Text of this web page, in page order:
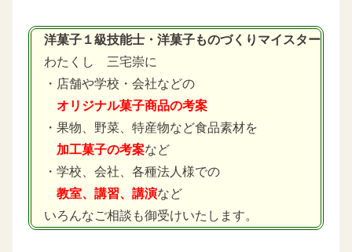
洋菓子１級技能士・洋菓子ものづくりマイスター
わたくし 三宅崇に
・店舗や学校・会社などの
オリジナル菓子商品の考案
・果物、野菜、特産物など食品素材を
加工菓子の考案など
・学校、会社、各種法人様での
教室、講習、講演など
いろんなご相談も御受けいたします。